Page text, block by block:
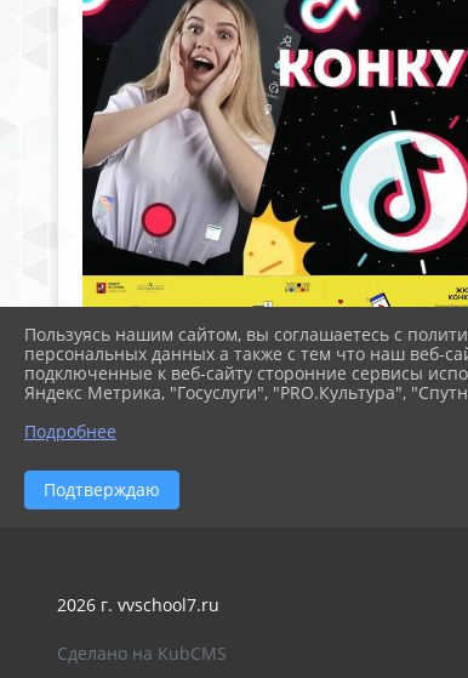
2026 г. vvschool7.ru
Сделано на KubCMS
Пользуясь нашим сайтом, вы соглашаетесь с
персональных данных а также с тем что наш веб-
подключенные к веб-сайту сторонние сервисы
Яндекс Метрика, "Госуслуги", "PRO.Культура",
Подробнее
Подтверждаю